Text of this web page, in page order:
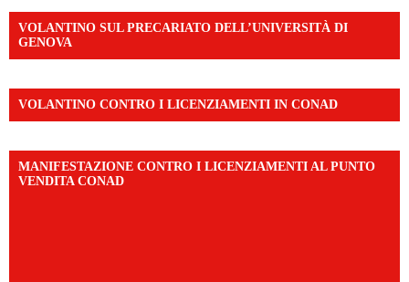
VOLANTINO SUL PRECARIATO DELL’UNIVERSITÀ DI
GENOVA
VOLANTINO CONTRO I LICENZIAMENTI IN CONAD
MANIFESTAZIONE CONTRO I LICENZIAMENTI AL PUNTO
VENDITA CONAD